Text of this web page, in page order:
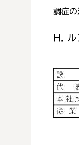
調症
H.